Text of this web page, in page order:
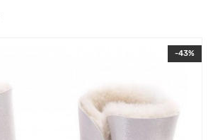
-43%